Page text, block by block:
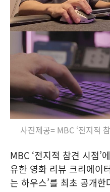
사진제공= MBC ‘전지적
MBC ‘전지적 참견 시점’
유한 영화 리뷰 크리에이
는 하우스’를 최초 공개한